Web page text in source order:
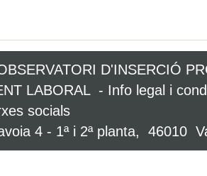
D'INSERCIÓ
LABORAL - Info legal i
socials
4 - 1ª i 2ª planta, 46010